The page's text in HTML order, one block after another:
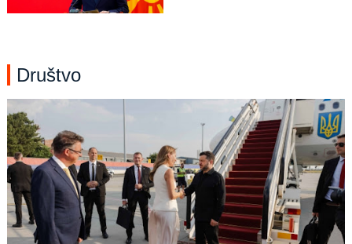
Društvo